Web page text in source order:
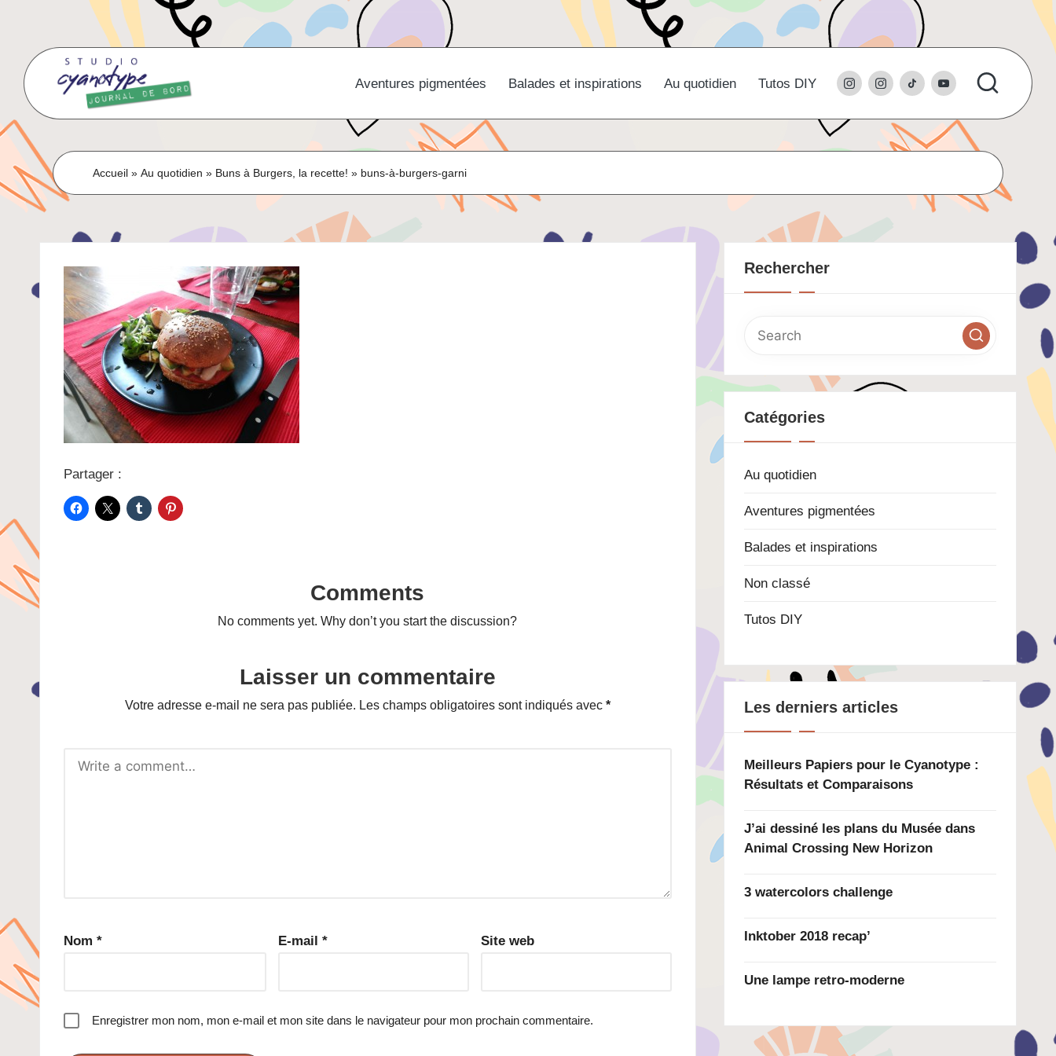
content
Aventures pigmentées Balades et inspirations Au quotidien Tutos DIY instagraml’instagram
studio
tiktok youtube
Accueil »Au quotidien » Buns à Burgers, la recette! » buns-à-burgers-garni
Partager :
Comments
No comments yet. Why don’t you start the discussion?
Laisser un commentaire
Votre adresse e-mail ne sera pas publiée. Les champs obligatoires sont indiqués avec *
Nom * E-mail * Site web
Enregistrer mon nom, mon e-mail et mon site dans le navigateur pour mon prochain commentaire.
Rechercher
Catégories
Au quotidien
Aventures pigmentées
Balades et inspirations
Non classé
Tutos DIY
Les derniers articles
Meilleurs Papiers pour le Cyanotype :
Résultats et Comparaisons
J’ai dessiné les plans du Musée dans
Animal Crossing New Horizon
3 watercolors challenge
Inktober 2018 recap’
Une lampe retro-moderne